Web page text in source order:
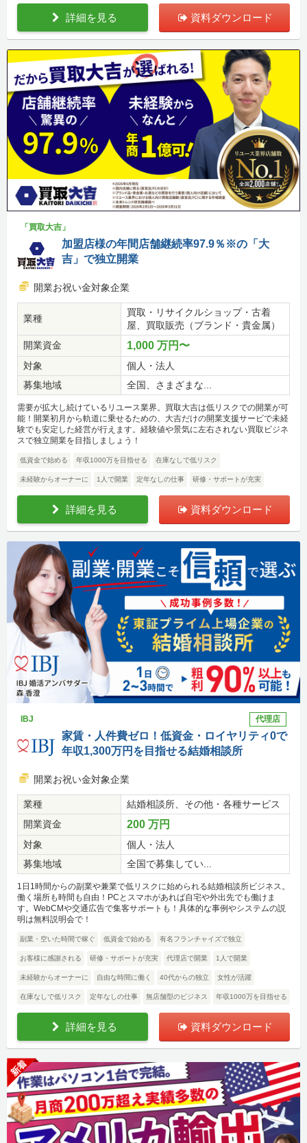
詳細を見る 資料ダウンロード
「買取大吉」
加盟店様の年間店舗継続率97.9％※の「大
吉」で独立開業
開業お祝い金対象企業
業種
買取・リサイクルショップ・古着
屋、買取販売（ブランド・貴金属）
開業資金
1,000 万円〜
対象
個人・法人
募集地域
全国、さまざまな...
需要が拡大し続けているリユース業界。買取大吉は低リスクでの開業が可
能！開業初月から軌道に乗せるための、大吉だけの開業支援サービで未経
験でも安定した経営が行えます。経験値や景気に左右されない買取ビジネ
スで独立開業を目指しましょう！
低資金で始める 年収1000万を目指せる 在庫なしで低リスク
未経験からオーナーに 1人で開業 定年なしの仕事 研修・サポートが充実
詳細を見る 資料ダウンロード
IBJ 代理店
家賃・人件費ゼロ！低資金・ロイヤリティ0で
年収1,300万円を目指せる結婚相談所
開業お祝い金対象企業
業種
結婚相談所、その他・各種サービス
開業資金
200 万円
対象
個人・法人
募集地域
全国で募集してい...
1日1時間からの副業や兼業で低リスクに始められる結婚相談所ビジネス。
働く場所も時間も自由！PCとスマホがあれば自宅や外出先でも働けま
す。WebCMや交通広告で集客サポートも！具体的な事例やシステムの説
明は無料説明会で！
副業・空いた時間で稼ぐ 低資金で始める 有名フランチャイズで独立
お客様に感謝される 研修・サポートが充実 代理店で開業 1人で開業
未経験からオーナーに 自由な時間に働く 40代からの独立 女性が活躍
在庫なしで低リスク 定年なしの仕事 無店舗型のビジネス 年収1000万を目指せる
詳細を見る 資料ダウンロード
新着